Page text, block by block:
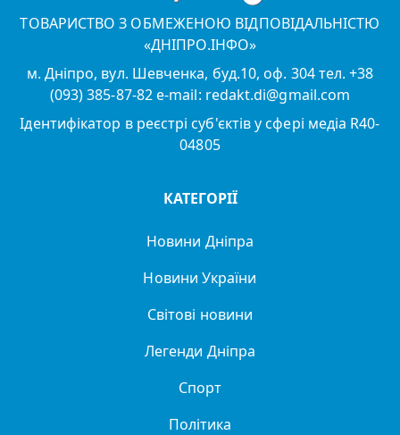
ТОВАРИСТВО З ОБМЕЖЕНОЮ ВІДПОВІДАЛЬНІСТЮ
«ДНІПРО.ІНФО»
м. Дніпро, вул. Шевченка, буд.10, оф. 304 тел. +38
(093) 385-87-82 e-mail: redakt.di@gmail.com
Ідентифікатор в реєстрі суб'єктів у сфері медіа R40-
04805
КАТЕГОРІЇ
Новини Дніпра
Новини України
Світові новини
Легенди Дніпра
Спорт
Політика